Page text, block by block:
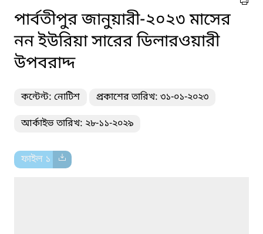
পার্বতীপুর জানুয়ারী-২০২৩ মাসের
নন ইউরিয়া সারের ডিলারওয়ারী
উপবরাদ্দ
কন্টেন্ট: নোটিশ প্রকাশের তারিখ: ৩১-০১-২০২৩
আর্কাইভ তারিখ: ২৮-১১-২০২৯
ফাইল ১